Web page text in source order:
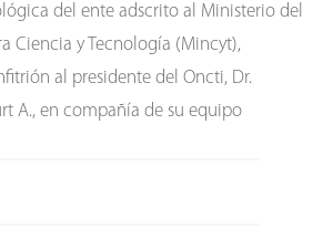
del ente adscrito al Ministerio del
Ciencia y Tecnología (Mincyt),
al presidente del Oncti, Dr.
A., en compañía de su equipo